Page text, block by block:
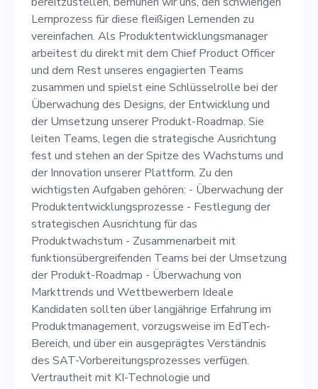
Chief Product Officer und
dem Rest unseres
engagierten Teams zusammen
und spielst eine
Schlüsselrolle bei der
Überwachung des Designs,
der Entwicklung und der
Umsetzung unserer Produkt-
Roadmap. Sie leiten Teams,
legen die strategische
Ausrichtung fest und stehen
an der Spitze des Wachstums
und der Innovation unserer
Plattform. Zu den wichtigsten
Lernprozess für diese fleißigen Lernenden zu
vereinfachen. Als Produktentwicklungsmanager
arbeitest du direkt mit dem Chief Product Officer
und dem Rest unseres engagierten Teams
zusammen und spielst eine Schlüsselrolle bei der
Überwachung des Designs, der Entwicklung und
der Umsetzung unserer Produkt-Roadmap. Sie
leiten Teams, legen die strategische Ausrichtung
fest und stehen an der Spitze des Wachstums und
der Innovation unserer Plattform. Zu den
wichtigsten Aufgaben gehören: - Überwachung der
Produktentwicklungsprozesse - Festlegung der
strategischen Ausrichtung für das
Produktwachstum - Zusammenarbeit mit
funktionsübergreifenden Teams bei der Umsetzung
der Produkt-Roadmap - Überwachung von
Markttrends und Wettbewerbern Ideale
Kandidaten sollten über langjährige Erfahrung im
Produktmanagement, vorzugsweise im EdTech-
Bereich, und über ein ausgeprägtes Verständnis
des SAT-Vorbereitungsprozesses verfügen.
Vertrautheit mit KI-Technologie und